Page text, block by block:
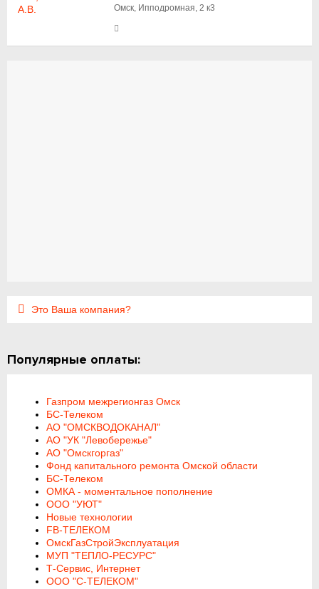
Омск, Ипподромная, 2 к3
Это Ваша компания?
Популярные оплаты:
Газпром межрегионгаз Омск
БС-Телеком
АО "ОМСКВОДОКАНАЛ"
АО "УК "Левобережье"
АО "Омскгоргаз"
Фонд капитального ремонта Омской области
БС-Телеком
ОМКА - моментальное пополнение
ООО "УЮТ"
Новые технологии
FB-ТЕЛЕКОМ
ОмскГазСтройЭксплуатация
МУП "ТЕПЛО-РЕСУРС"
Т-Сервис, Интернет
ООО "С-ТЕЛЕКОМ"